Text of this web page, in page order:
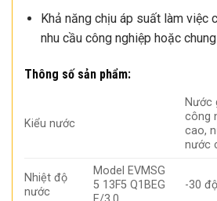
Khả năng chịu áp suất làm việc
nhu cầu công nghiệp hoặc
Thông số sản phẩm:
Kiểu nước
Nước
công
cao,
nước
Nhiệt độ
nước
Model EVMSG
5 13F5 Q1BEG
-30